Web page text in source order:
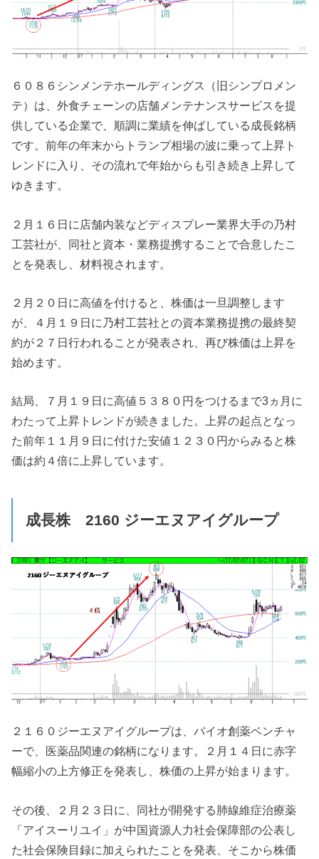
６０８６シンメンテホールディングス（旧シンプロメン
テ）は、外食チェーンの店舗メンテナンスサービスを提
供している企業で、順調に業績を伸ばしている成長銘柄
です。前年の年末からトランプ相場の波に乗って上昇ト
レンドに入り、その流れで年始からも引き続き上昇して
ゆきます。
２月１６日に店舗内装などディスプレー業界大手の乃村
工芸社が、同社と資本・業務提携することで合意したこ
とを発表し、材料視されます。
２月２０日に高値を付けると、株価は一旦調整します
が、４月１９日に乃村工芸社との資本業務提携の最終契
約が２７日行われることが発表され、再び株価は上昇を
始めます。
結局、７月１９日に高値５３８０円をつけるまで3ヵ月に
わたって上昇トレンドが続きました。上昇の起点となっ
た前年１１月９日に付けた安値１２３０円からみると株
価は約４倍に上昇しています。
成長株 2160 ジーエヌアイグループ
２１６０ジーエヌアイグループは、バイオ創薬ベンチャ
ーで、医薬品関連の銘柄になります。２月１４日に赤字
幅縮小の上方修正を発表し、株価の上昇が始まります。
その後、２月２３日に、同社が開発する肺線維症治療薬
「アイスーリユイ」が中国資源人力社会保障部の公表し
た社会保険目録に加えられたことを発表、そこから株価